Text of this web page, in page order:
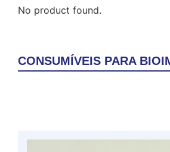
No product found.
CONSUMÍVEIS PARA